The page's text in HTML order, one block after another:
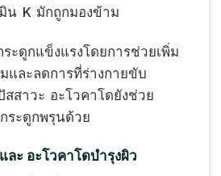
น K มักถูกมองข้าม
ะดูกแข็งแรงโดยการช่วยเพิ่ม
และลดการที่ร่างกายขับ
สาวะ อะโวคาโดยังช่วย
ระดูกพรุนด้วย
ะ อะโวคาโดบำรุงผิว